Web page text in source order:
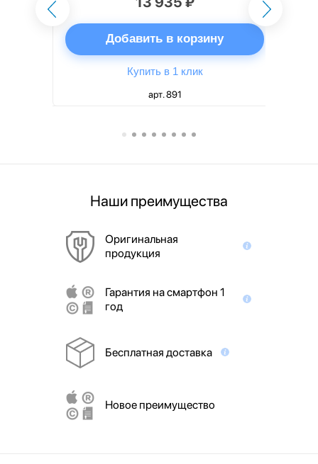
Добавить в корзину
Купить в 1 клик
арт. 891
Наши преимущества
Оригинальная
продукция
Гарантия на смартфон 1
год
Бесплатная доставка
Новое преимущество